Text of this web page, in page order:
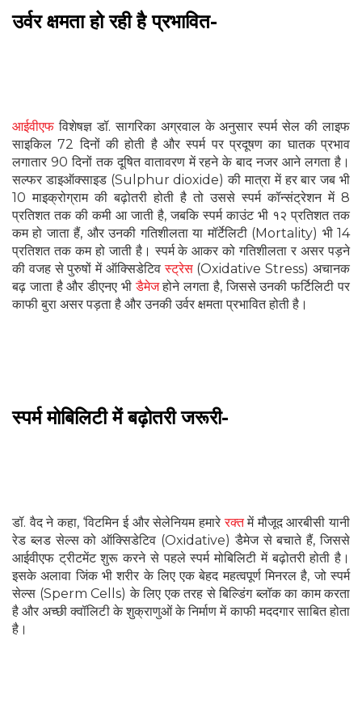
उर्वर क्षमता हो रही है प्रभावित-
आईवीएफ विशेषज्ञ डॉ. सागरिका अग्रवाल के अनुसार स्पर्म सेल की लाइफ
साइकिल 72 दिनों की होती है और स्पर्म पर प्रदूषण का घातक प्रभाव
लगातार 90 दिनों तक दूषित वातावरण में रहने के बाद नजर आने लगता है।
सल्फर डाइऑक्साइड (Sulphur dioxide) की मात्रा में हर बार जब भी
10 माइक्रोग्राम की बढ़ोतरी होती है तो उससे स्पर्म कॉन्संट्रेशन में 8
प्रतिशत तक की कमी आ जाती है, जबकि स्पर्म काउंट भी १२ प्रतिशत तक
कम हो जाता हैं, और उनकी गतिशीलता या मॉर्टेलिटी (Mortality) भी 14
प्रतिशत तक कम हो जाती है। स्पर्म के आकर को गतिशीलता र असर पड़ने
की वजह से पुरुषों में ऑक्सिडेटिवस्ट्रेस(Oxidative Stress) अचानक
बढ़ जाता है और डीएनए भीडैमेजहोने लगता है, जिससे उनकी फर्टिलिटी पर
काफी बुरा असर पड़ता है और उनकी उर्वर क्षमता प्रभावित होती है।
स्पर्म मोबिलिटी में बढ़ोतरी जरूरी-
डॉ. वैद ने कहा, ‘विटमिन ई और सेलेनियम हमारेरक्तमें मौजूद आरबीसी यानी
रेड ब्लड सेल्स को ऑक्सिडेटिव (Oxidative) डैमेज से बचाते हैं, जिससे
आईवीएफ ट्रीटमेंट शुरू करने से पहले स्पर्म मोबिलिटी में बढ़ोतरी होती है।
इसके अलावा जिंक भी शरीर के लिए एक बेहद महत्वपूर्ण मिनरल है, जो स्पर्म
सेल्स (Sperm Cells) के लिए एक तरह से बिल्डिंग ब्लॉक का काम करता
है और अच्छी क्वॉलिटी के शुक्राणुओं के निर्माण में काफी मददगार साबित होता
है।